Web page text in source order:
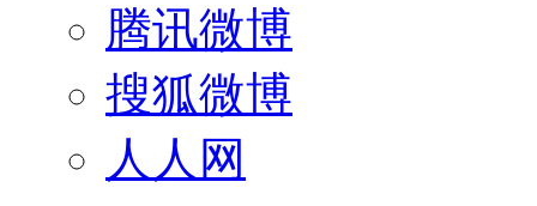
腾讯微博
搜狐微博
人人网